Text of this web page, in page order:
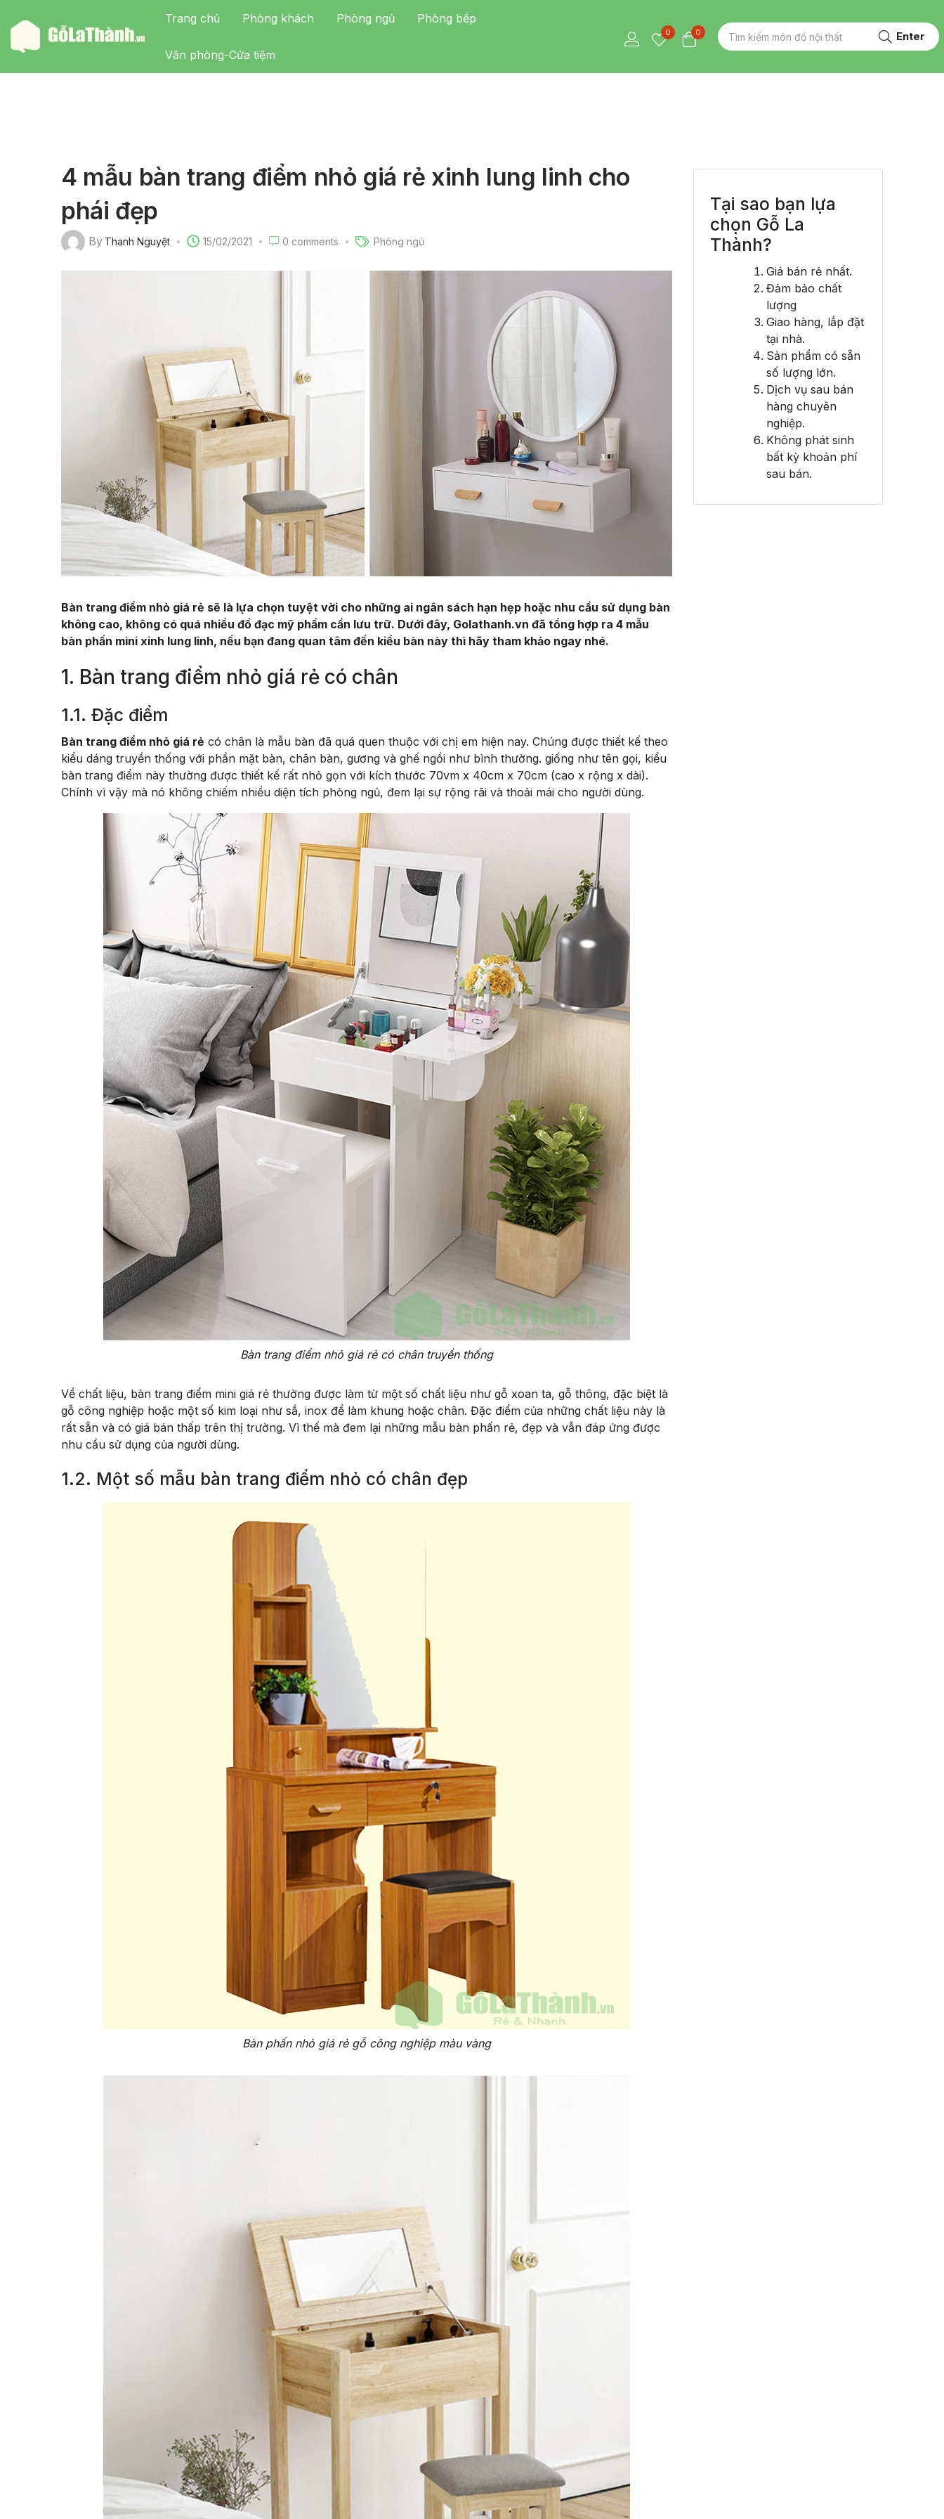
Trang chủ Phòng khách Phòng ngủ Phòng bếp
Văn phòng-Cửa tiệm
0 0 Enter
Tại sao bạn lựa
chọn Gỗ La
Thành?
Giá bán rẻ nhất.
Đảm bảo chất
lượng
Giao hàng, lắp đặt
tại nhà.
Sản phẩm có sẵn
số lượng lớn.
Dịch vụ sau bán
hàng chuyên
nghiệp.
Không phát sinh
bất kỳ khoản phí
sau bán.
4 mẫu bàn trang điểm nhỏ giá rẻ xinh lung linh cho
phái đẹp
By Thanh Nguyệt 15/02/2021 0 comments Phòng ngủ
Bàn trang điểm nhỏ giá rẻ sẽ là lựa chọn tuyệt vời cho những ai ngân sách hạn hẹp hoặc nhu cầu sử dụng bàn
không cao, không có quá nhiều đồ đạc mỹ phầm cần lưu trữ. Dưới đây, Golathanh.vn đã tổng hợp ra 4 mẫu
bàn phấn mini xinh lung linh, nếu bạn đang quan tâm đến kiểu bàn này thì hãy tham khảo ngay nhé.
1. Bàn trang điểm nhỏ giá rẻ có chân
1.1. Đặc điểm
Bàn trang điểm nhỏ giá rẻ có chân là mẫu bàn đã quá quen thuộc với chị em hiện nay. Chúng được thiết kế theo
kiểu dáng truyền thống với phần mặt bàn, chân bàn, gương và ghế ngồi như bình thường. giống như tên gọi, kiểu
bàn trang điểm này thường được thiết kế rất nhỏ gọn với kích thước 70vm x 40cm x 70cm (cao x rộng x dài).
Chính vì vậy mà nó không chiếm nhiều diện tích phòng ngủ, đem lại sự rộng rãi và thoải mái cho người dùng.
Bàn trang điểm nhỏ giá rẻ có chân truyền thống
Về chất liệu, bàn trang điểm mini giá rẻ thường được làm từ một số chất liệu như gỗ xoan ta, gỗ thông, đặc biệt là
gỗ công nghiệp hoặc một số kim loại như sắ, inox để làm khung hoặc chân. Đặc điểm của những chất liệu này là
rất sẵn và có giá bán thấp trên thị trường. Vì thế mà đem lại những mẫu bàn phấn rẻ, đẹp và vẫn đáp ứng được
nhu cầu sử dụng của người dùng.
1.2. Một số mẫu bàn trang điểm nhỏ có chân đẹp
Bàn phấn nhỏ giá rẻ gỗ công nghiệp màu vàng